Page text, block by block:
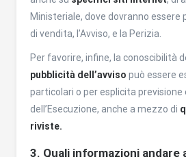
Ministeriale, dove dovranno essere
di vendita, l’Avviso, e la Perizia.
Per favorire, infine, la conoscibilità
pubblicità dell’avviso può essere
particolari o per esplicita previsione
dell’Esecuzione, anche a mezzo di
riviste.
3. Quali informazioni andare